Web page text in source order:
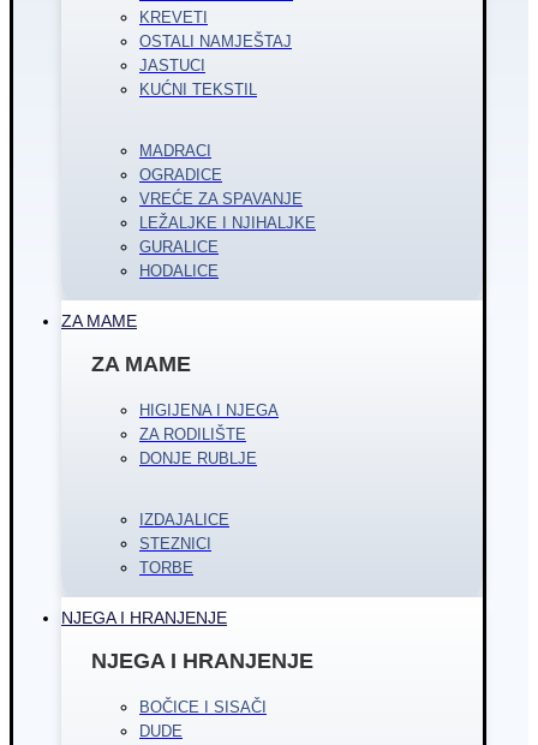
KREVETI
OSTALI NAMJEŠTAJ
JASTUCI
KUĆNI TEKSTIL
MADRACI
OGRADICE
VREĆE ZA SPAVANJE
LEŽALJKE I NJIHALJKE
GURALICE
HODALICE
ZA MAME
ZA MAME
HIGIJENA I NJEGA
ZA RODILIŠTE
DONJE RUBLJE
IZDAJALICE
STEZNICI
TORBE
NJEGA I HRANJENJE
NJEGA I HRANJENJE
BOČICE I SISAČI
DUDE